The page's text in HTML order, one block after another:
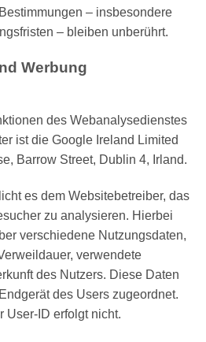
– insbesondere
– bleiben unberührt.
Werbung
des Webanalysedienstes
ist die Google Ireland Limited
Barrow Street, Dublin 4, Irland.
es dem Websitebetreiber, das
zu analysieren. Hierbei
verschiedene Nutzungsdaten,
verwendete
des Nutzers. Diese Daten
des Users zugeordnet.
User-ID erfolgt nicht.